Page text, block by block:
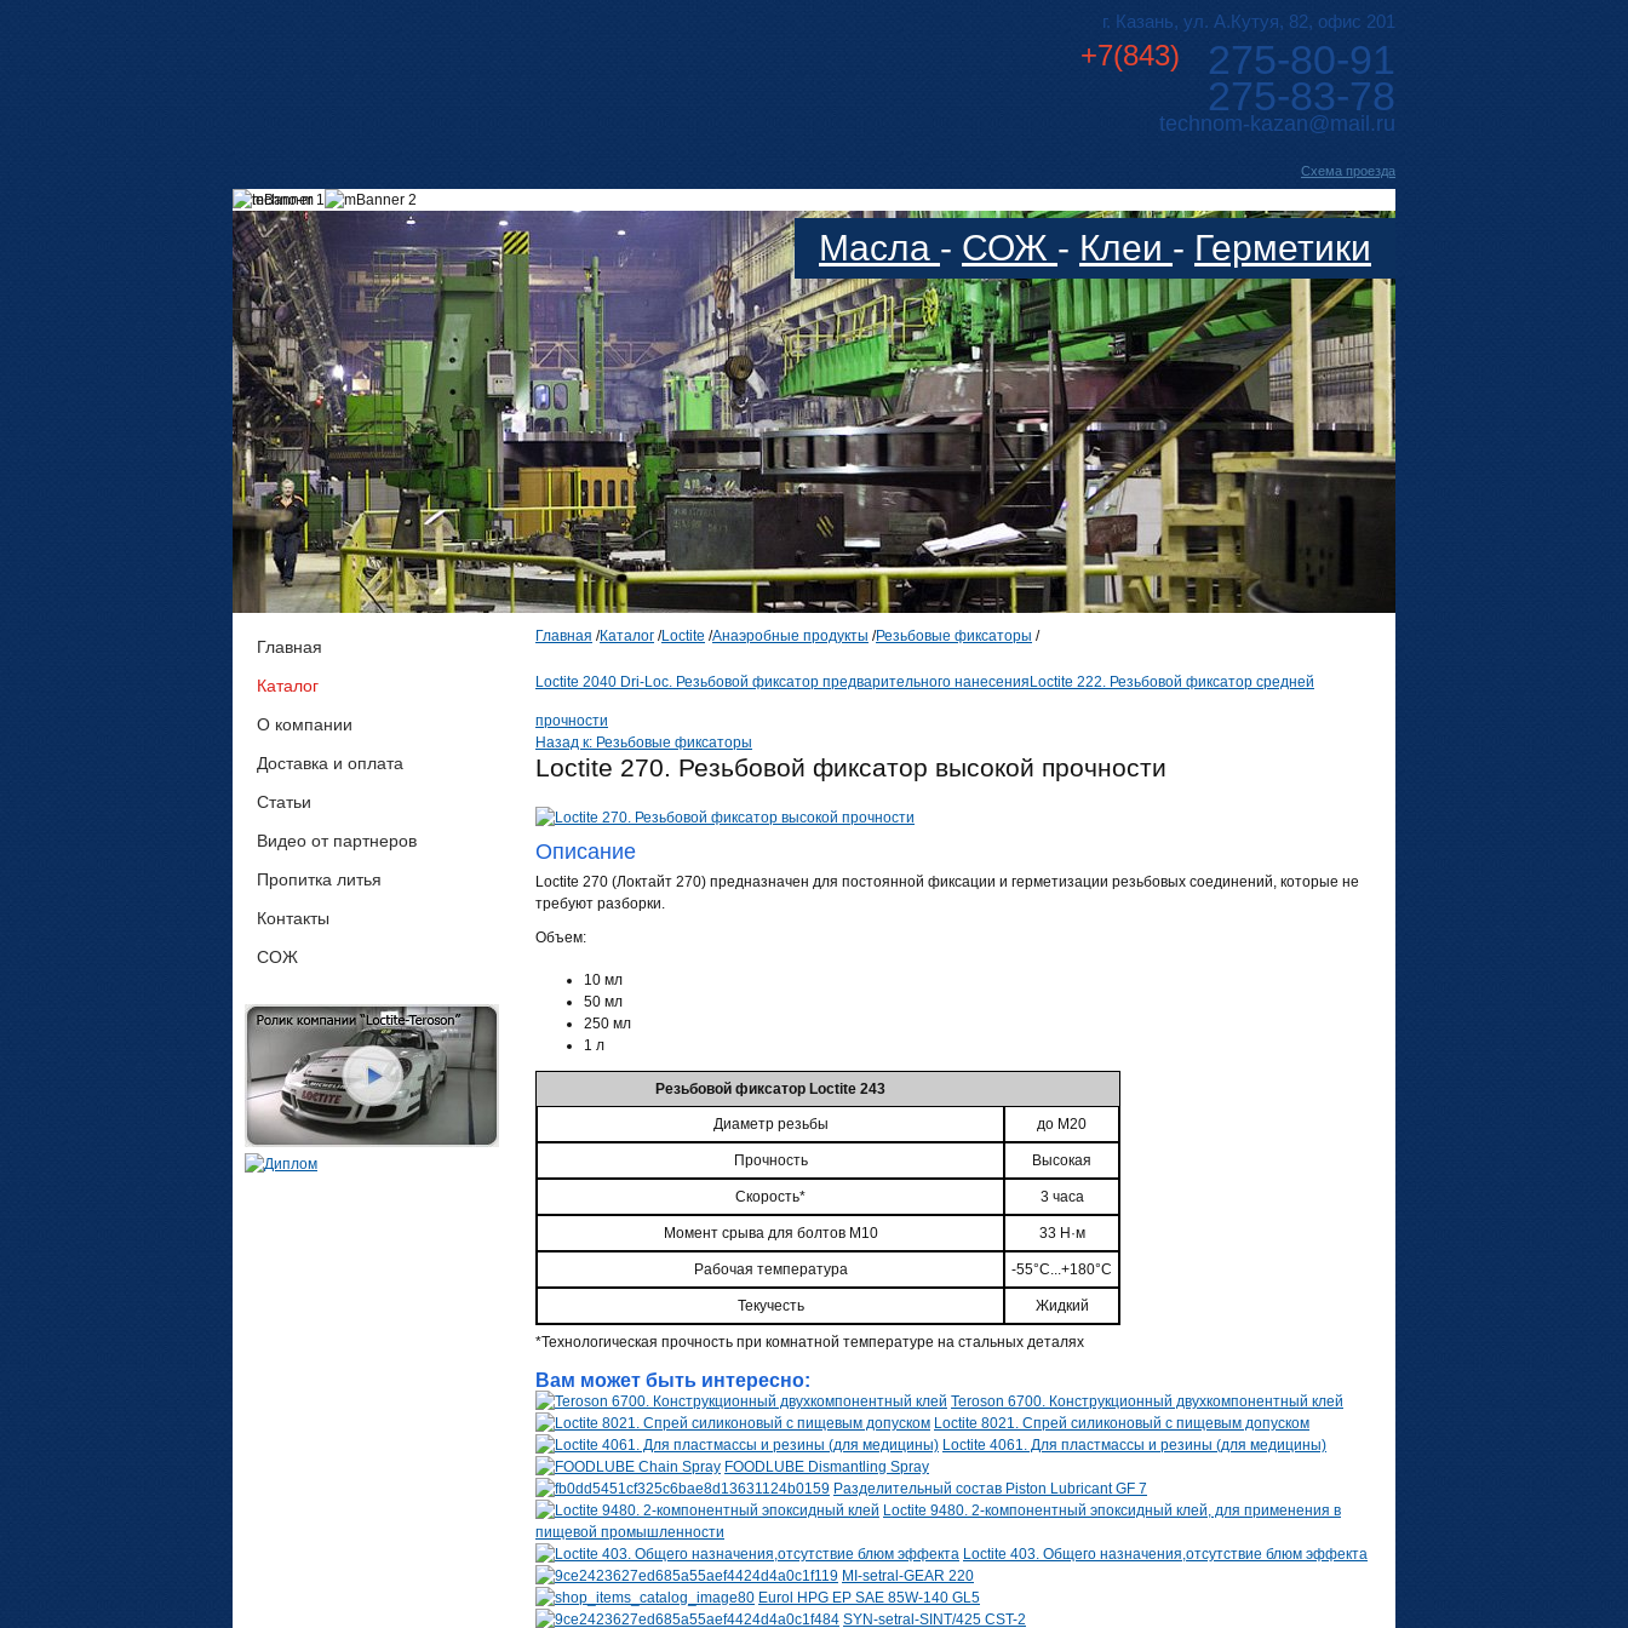
г. Казань, ул. А.Кутуя, 82, офис 201
+7(843) 275-80-91
275-83-78
technom-kazan@mail.ru
Cхема проезда
Масла - СОЖ - Клеи - Герметики
Главная
Каталог
О компании
Доставка и оплата
Статьи
Видео от партнеров
Пропитка литья
Контакты
СОЖ
Главная /Каталог /Loctite /Анаэробные продукты /Резьбовые фиксаторы /
Loctite 2040 Dri-Loc. Резьбовой фиксатор предварительного нанесения Loctite 222. Резьбовой фиксатор средней
прочности
Назад к: Резьбовые фиксаторы
Loctite 270. Резьбовой фиксатор высокой прочности
Описание
Loctite 270 (Локтайт 270) предназначен для постоянной фиксации и герметизации резьбовых соединений, которые не
требуют разборки.
Объем:
10 мл
50 мл
250 мл
1 л
Резьбовой фиксатор Loctite 243
Диаметр резьбы до М20
Прочность Высокая
Скорость* 3 часа
Момент срыва для болтов М10 33 Н·м
Рабочая температура -55°С...+180°С
Текучесть Жидкий
*Технологическая прочность при комнатной температуре на стальных деталях
Вам может быть интересно:
Teroson 6700. Конструкционный двухкомпонентный клей
Loctite 8021. Спрей силиконовый с пищевым допуском
Loctite 4061. Для пластмассы и резины (для медицины)
FOODLUBE Dismantling Spray
Разделительный состав Piston Lubricant GF 7
Loctite 9480. 2-компонентный эпоксидный клей, для применения в
пищевой промышленности
Loctite 403. Общего назначения,отсутствие блюм эффекта
MI-setral-GEAR 220
Eurol HPG EP SAE 85W-140 GL5
SYN-setral-SINT/425 CST-2